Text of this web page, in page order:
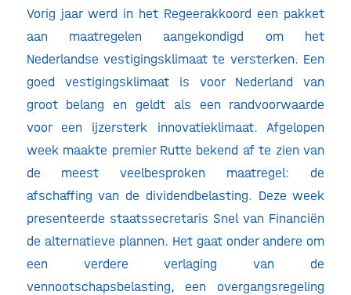
Vorig jaar werd in het Regeerakkoord een pakket
aan maatregelen aangekondigd om het
Nederlandse vestigingsklimaat te versterken. Een
goed vestigingsklimaat is voor Nederland van
groot belang en geldt als een randvoorwaarde
voor een ijzersterk innovatieklimaat. Afgelopen
week maakte premier Rutte bekend af te zien van
de meest veelbesproken maatregel: de
afschaffing van de dividendbelasting. Deze week
presenteerde staatssecretaris Snel van Financiën
de alternatieve plannen. Het gaat onder andere om
een verdere verlaging van de
vennootschapsbelasting, een overgangsregeling